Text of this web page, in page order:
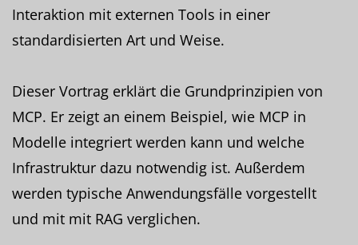
Interaktion mit externen Tools in einer
standardisierten Art und Weise.
Dieser Vortrag erklärt die Grundprinzipien von
MCP. Er zeigt an einem Beispiel, wie MCP in
Modelle integriert werden kann und welche
Infrastruktur dazu notwendig ist. Außerdem
werden typische Anwendungsfälle vorgestellt
und mit mit RAG verglichen.